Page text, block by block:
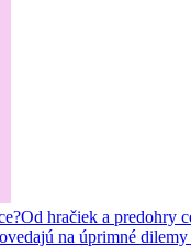
Od hračiek a predohry
na úprimné dilemy